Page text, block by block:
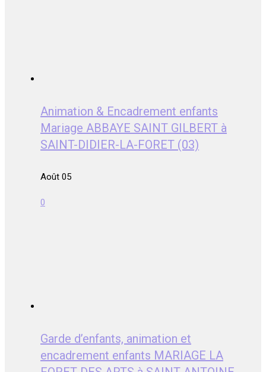
Animation & Encadrement enfants
Mariage ABBAYE SAINT GILBERT à
SAINT-DIDIER-LA-FORET (03)
Août 05
0
Garde d’enfants, animation et
encadrement enfants MARIAGE LA